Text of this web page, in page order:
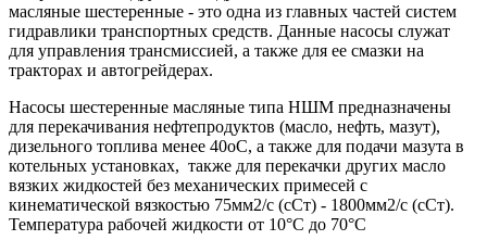
масляные шестеренные - это одна из главных частей систем
гидравлики транспортных средств. Данные насосы служат
для управления трансмиссией, а также для ее смазки на
тракторах и автогрейдерах.
Насосы шестеренные масляные типа НШМ предназначены
для перекачивания нефтепродуктов (масло, нефть, мазут),
дизельного топлива менее 40oС, а также для подачи мазута в
котельных установках, также для перекачки других масло
вязких жидкостей без механических примесей с
кинематической вязкостью 75мм2/с (сСт) - 1800мм2/с (сСт).
Температура рабочей жидкости от 10°С до 70°С